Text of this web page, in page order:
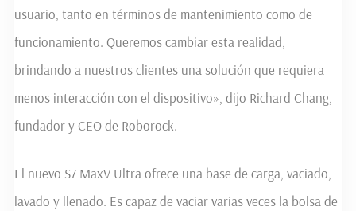
usuario, tanto en términos de mantenimiento como de
funcionamiento. Queremos cambiar esta realidad,
brindando a nuestros clientes una solución que requiera
menos interacción con el dispositivo», dijo Richard Chang,
fundador y CEO de Roborock.
El nuevo S7 MaxV Ultra ofrece una base de carga, vaciado,
lavado y llenado. Es capaz de vaciar varias veces la bolsa de